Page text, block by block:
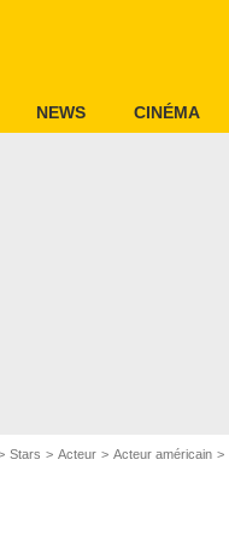
NEWS CINÉMA
Stars Acteur Acteur américain